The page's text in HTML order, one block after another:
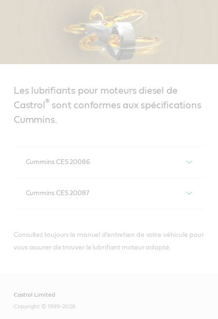
Les lubrifiants pour moteurs diesel de
Castrol ® sont conformes aux spécifications
Cummins.
Cummins CES 20086
spécifications CES 20086 comprennent :
Cummins CES 20087
Consultez toujours le manuel d’entretien de votre véhicule pour
vous assurer de trouver le lubrifiant moteur adapté.
Castrol Limited
Copyright © 1999-2026